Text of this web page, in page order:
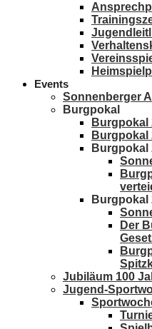
Events
Sonnenberger
Burgpokal
Burgpokal
Burgpokal
Burgpokal
Burgpokal
Der
Jubiläum 100
Jugend-